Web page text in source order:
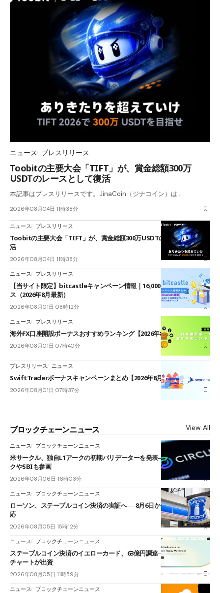
ニュース プレスリリース
Toobitの主要大会「TIFT」が、賞金総額300万
USDTのレースとして復活
本記事はプレスリリースです。JinaCoin（ジナコイン）は…
2026年08月04日 11時38分
ニュース プレスリリース
Toobitの主要大会「TIFT」が、賞金総額300万USDTのレースとして復
活
2026年08月04日 11時38分
ニュース プレスリリース
【当サイト限定】bitcastleキャンペーン情報｜16,000円口座開設ボーナ
ス（2026年8月最新）
2026年08月01日 08時12分
ニュース プレスリリース
海外FX口座開設ボーナスおすすめランキング【2026年8月最新】
2026年08月01日 07時40分
プレスリリース ニュース
SwiftTraderボーナスキャンペーンまとめ【2026年8月最新】
2026年08月01日 07時37分
ブロックチェーンニュース View All
ニュース ブロックチェーンニュース
米サークル、独自L1アークの初期バリデーターを発表――ブラックロッ
クやSBIも参画
2026年08月06日 16時03分
ニュース ブロックチェーンニュース
ローソン、ステーブルコイン決済の実証へ──8月6日からJPYCやUSDC対
応
2026年08月05日 15時12分
ニュース ブロックチェーンニュース
ステーブルコイン決済のイエローカード、63億円調達──ソニーやスタン
チャートが出資
2026年08月05日 11時59分
ニュース ブロックチェーンニュース